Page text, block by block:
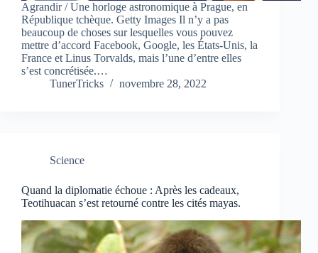
Agrandir / Une horloge astronomique à Prague, en
République tchèque. Getty Images Il n’y a pas
beaucoup de choses sur lesquelles vous pouvez
mettre d’accord Facebook, Google, les États-Unis, la
France et Linus Torvalds, mais l’une d’entre elles
s’est concrétisée.…
TunerTricks
novembre 28, 2022
Science
Quand la diplomatie échoue : Après les cadeaux,
Teotihuacan s’est retourné contre les cités mayas.